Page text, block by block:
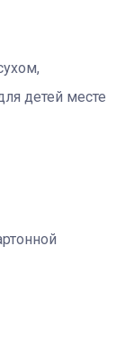
детей месте